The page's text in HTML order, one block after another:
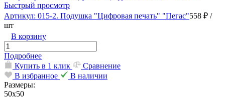
Быстрый просмотр
Артикул: 015-2. Подушка "Цифровая печать" "Пегас"558 ₽ /
шт
В корзину
Подробнее
Купить в 1 клик
Сравнение
В избранное
В наличии
Размеры:
50х50